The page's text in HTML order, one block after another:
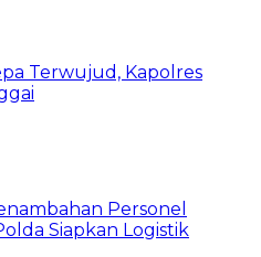
Terwujud, Kapolres
Personel
Siapkan Logistik